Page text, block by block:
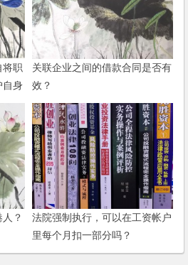
将职
自身
关联企业之间的借款合同是否有
效？
？
法院强制执行，可以在工资帐户
里每个月扣一部分吗？